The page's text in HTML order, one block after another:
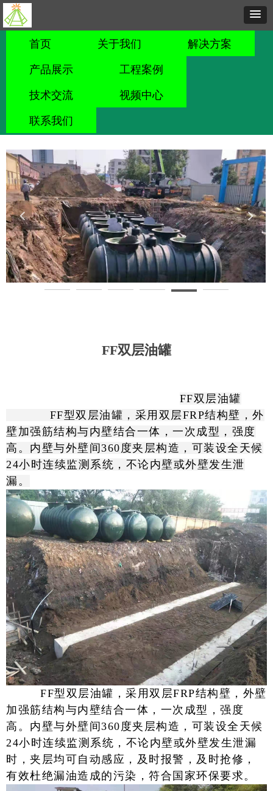
首页 关于我们 解决方案
产品展示 工程案例
技术交流 视频中心
联系我们
넳 넲
FF双层油罐
FF双层油罐
FF型双层油罐，采用双层FRP结构壁，外
壁加强筋结构与内壁结合一体，一次成型，强度
高。内壁与外壁间360度夹层构造，可装设全天候
24小时连续监测系统，不论内壁或外壁发生泄
漏。
FF型双层油罐，采用双层FRP结构壁，外壁
加强筋结构与内壁结合一体，一次成型，强度
高。内壁与外壁间360度夹层构造，可装设全天候
24小时连续监测系统，不论内壁或外壁发生泄漏
时，夹层均可自动感应，及时报警，及时抢修，
有效杜绝漏油造成的污染，符合国家环保要求。